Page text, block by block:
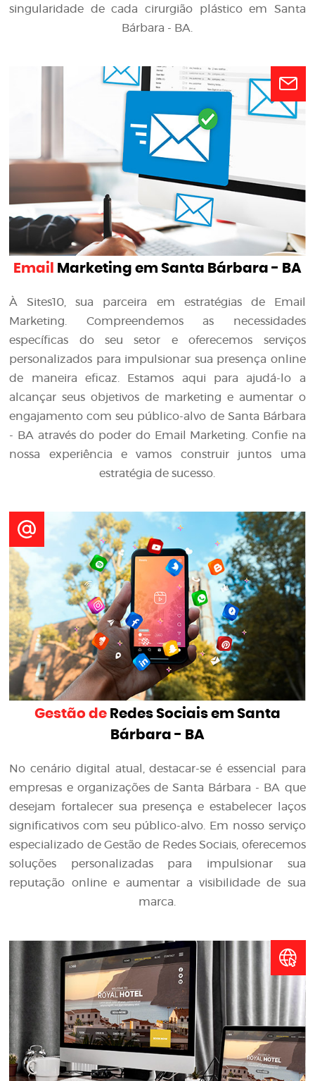
singularidade de cada cirurgião plástico em Santa
Bárbara - BA.
Email Marketing em Santa Bárbara - BA
À Sites10, sua parceira em estratégias de Email
Marketing. Compreendemos as necessidades
específicas do seu setor e oferecemos serviços
personalizados para impulsionar sua presença online
de maneira eficaz. Estamos aqui para ajudá-lo a
alcançar seus objetivos de marketing e aumentar o
engajamento com seu público-alvo de Santa Bárbara
- BA através do poder do Email Marketing. Confie na
nossa experiência e vamos construir juntos uma
estratégia de sucesso.
Gestão deRedes Sociais em Santa
Bárbara - BA
No cenário digital atual, destacar-se é essencial para
empresas e organizações de Santa Bárbara - BA que
desejam fortalecer sua presença e estabelecer laços
significativos com seu público-alvo. Em nosso serviço
especializado de Gestão de Redes Sociais, oferecemos
soluções personalizadas para impulsionar sua
reputação online e aumentar a visibilidade de sua
marca.